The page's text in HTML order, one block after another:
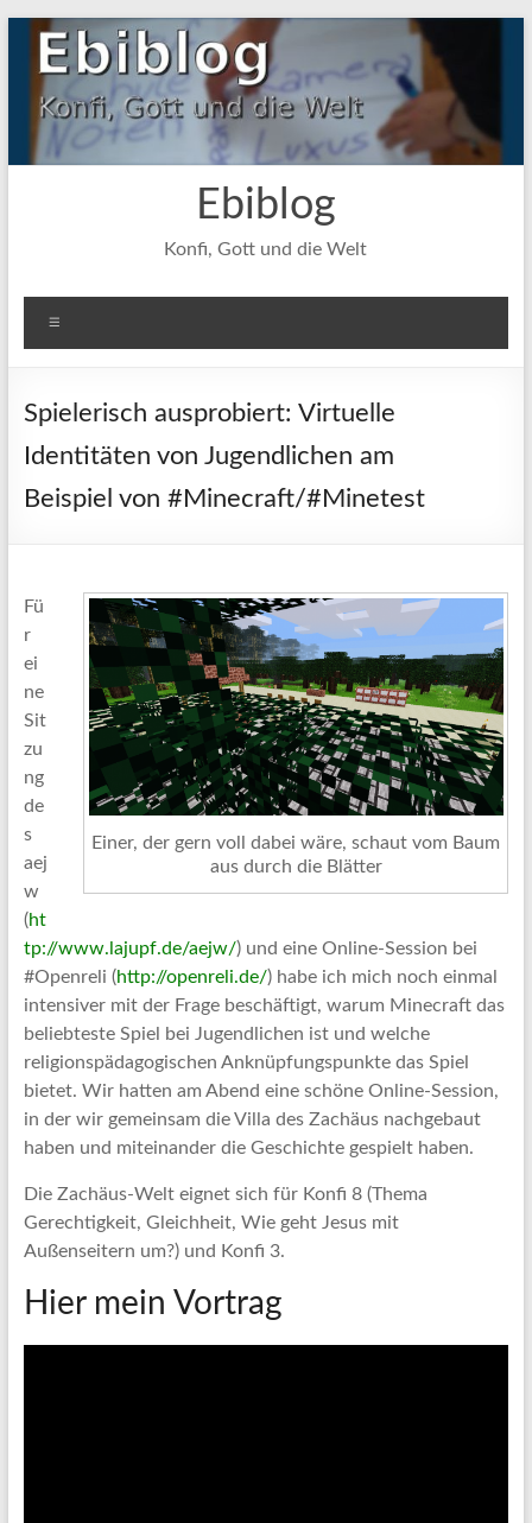
Zum
Inhalt
springen
Ebiblog
Konfi, Gott und die Welt
Spielerisch ausprobiert: Virtuelle
Identitäten von Jugendlichen am
Beispiel von #Minecraft/#Minetest
Einer, der gern voll dabei wäre, schaut vom Baum
aus durch die Blätter
Fü
r
ei
ne
Sit
zu
ng
de
s
aej
w
(ht
tp://www.lajupf.de/aejw/) und eine Online-Session bei
#Openreli (http://openreli.de/) habe ich mich noch einmal
intensiver mit der Frage beschäftigt, warum Minecraft das
beliebteste Spiel bei Jugendlichen ist und welche
religionspädagogischen Anknüpfungspunkte das Spiel
bietet. Wir hatten am Abend eine schöne Online-Session,
in der wir gemeinsam die Villa des Zachäus nachgebaut
haben und miteinander die Geschichte gespielt haben.
Die Zachäus-Welt eignet sich für Konfi 8 (Thema
Gerechtigkeit, Gleichheit, Wie geht Jesus mit
Außenseitern um?) und Konfi 3.
Hier mein Vortrag